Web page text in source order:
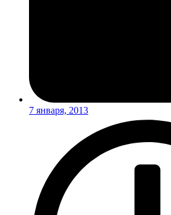
7 января, 2013